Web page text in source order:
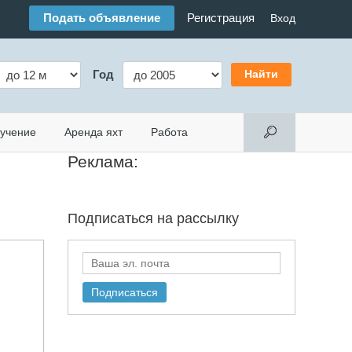
Подать объявление Регистрация Вход
Год
Аренда яхт Работа
Реклама:
Подписаться на рассылку